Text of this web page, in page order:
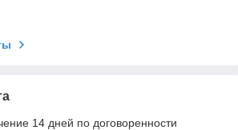
14 дней по договоренности